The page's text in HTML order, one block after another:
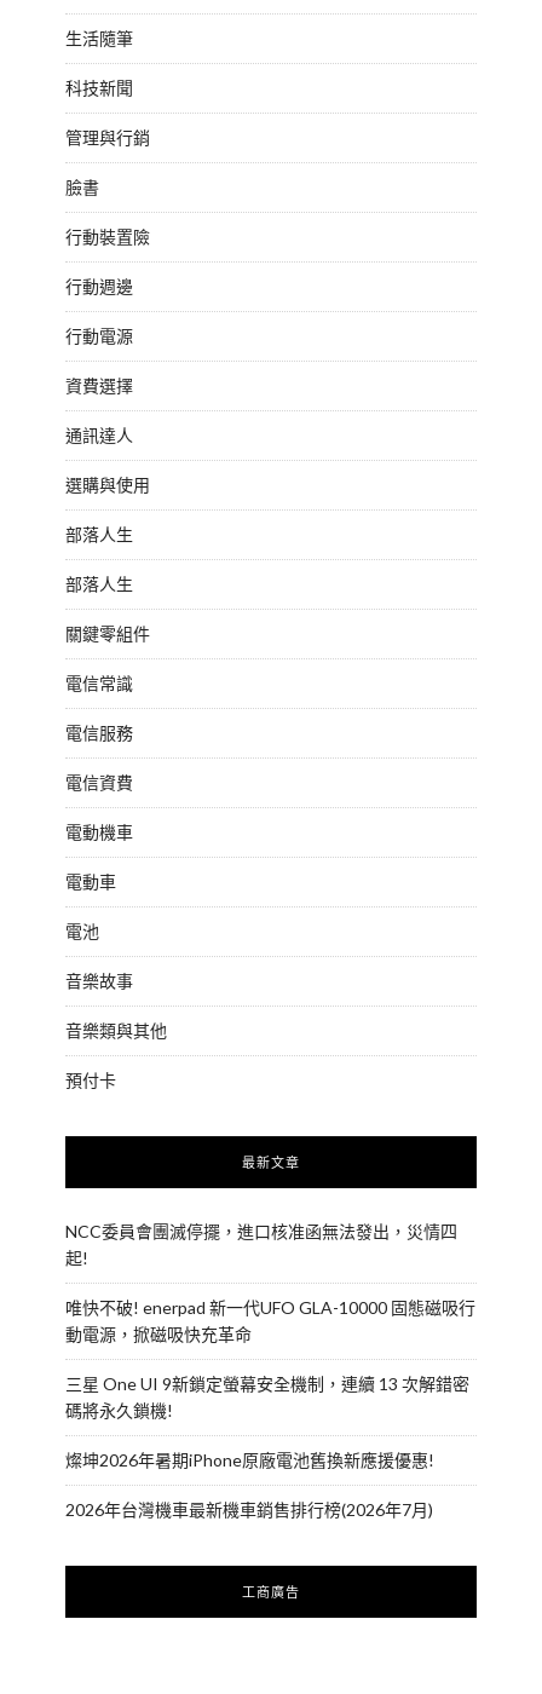
生活隨筆
科技新聞
管理與行銷
臉書
行動裝置險
行動週邊
行動電源
資費選擇
通訊達人
選購與使用
部落人生
部落人生
關鍵零組件
電信常識
電信服務
電信資費
電動機車
電動車
電池
音樂故事
音樂類與其他
預付卡
最新文章
NCC委員會團滅停擺，進口核准函無法發出，災情四
起!
唯快不破! enerpad 新一代UFO GLA-10000 固態磁吸行
動電源，掀磁吸快充革命
三星 One UI 9新鎖定螢幕安全機制，連續 13 次解錯密
碼將永久鎖機!
燦坤2026年暑期iPhone原廠電池舊換新應援優惠!
2026年台灣機車最新機車銷售排行榜(2026年7月)
工商廣告